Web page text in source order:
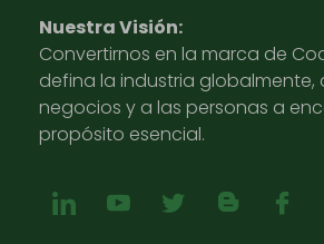
Nuestra Visión:
Convertirnos en la marca de
defina la industria
negocios y a las personas a
propósito esencial.